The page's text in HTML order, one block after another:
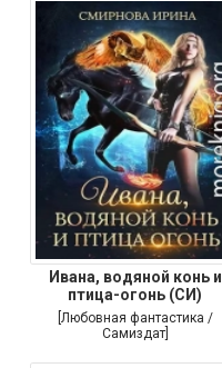
Ивана, водяной конь и
птица-огонь (СИ)
[Любовная фантастика /
Самиздат]